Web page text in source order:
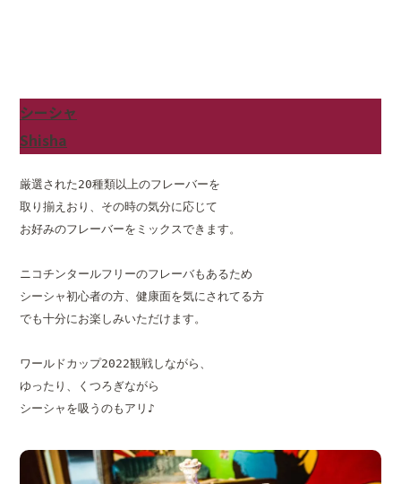
シーシャ
Shisha
厳選された20種類以上のフレーバーを
取り揃えおり、その時の気分に応じて
お好みのフレーバーをミックスできます。
ニコチンタールフリーのフレーバもあるため
シーシャ初心者の方、健康面を気にされてる方
でも十分にお楽しみいただけます。
ワールドカップ2022観戦しながら、
ゆったり、くつろぎながら
シーシャを吸うのもアリ♪